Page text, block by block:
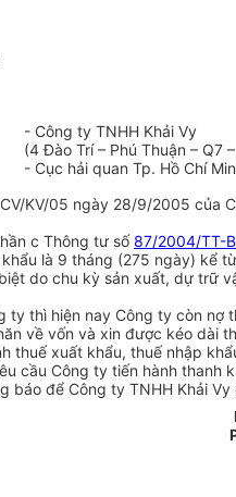
- Công ty TNHH Khải Vy
(4 Đào Trí – Phú Thuận – Q7
- Cục hải quan Tp. Hồ Chí
KV/05 ngày 28/9/2005 của
c Thông tư số87/2004/TT-
là 9 tháng (275 ngày) kể
do chu kỳ sản xuất, dự trữ
ty thì hiện nay Công ty còn nợ
về vốn và xin được kéo dài
thuế xuất khẩu, thuế nhập
cầu Công ty tiến hành thanh
báo để Công ty TNHH Khải